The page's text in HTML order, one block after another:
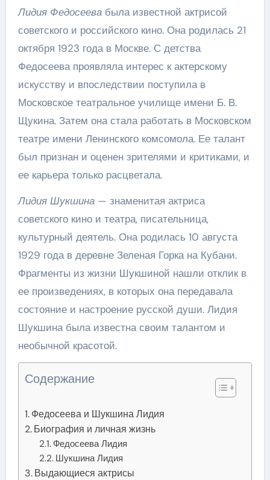
Лидия Федосеевабыла известной актрисой
советского и российского кино. Она родилась 21
октября 1923 года в Москве. С детства
Федосеева проявляла интерес к актерскому
искусству и впоследствии поступила в
Московское театральное училище имени Б. В.
Щукина. Затем она стала работать в Московском
театре имени Ленинского комсомола. Ее талант
был признан и оценен зрителями и критиками, и
ее карьера только расцветала.
Лидия Шукшина— знаменитая актриса
советского кино и театра, писательница,
культурный деятель. Она родилась 10 августа
1929 года в деревне Зеленая Горка на Кубани.
Фрагменты из жизни Шукшиной нашли отклик в
ее произведениях, в которых она передавала
состояние и настроение русской души. Лидия
Шукшина была известна своим талантом и
необычной красотой.
Содержание
Федосеева и Шукшина Лидия
Биография и личная жизнь
Федосеева Лидия
Шукшина Лидия
Выдающиеся актрисы